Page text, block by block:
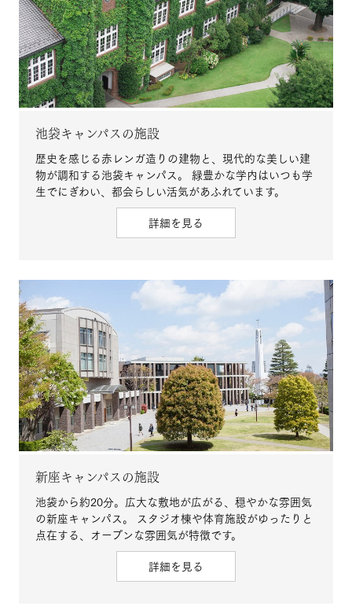
池袋キャンパスの施設
歴史を感じる赤レンガ造りの建物と、現代的な美しい建
物が調和する池袋キャンパス。 緑豊かな学内はいつも学
生でにぎわい、都会らしい活気があふれています。
詳細を見る
新座キャンパスの施設
池袋から約20分。広大な敷地が広がる、穏やかな雰囲気
の新座キャンパス。 スタジオ棟や体育施設がゆったりと
点在する、オープンな雰囲気が特徴です。
詳細を見る